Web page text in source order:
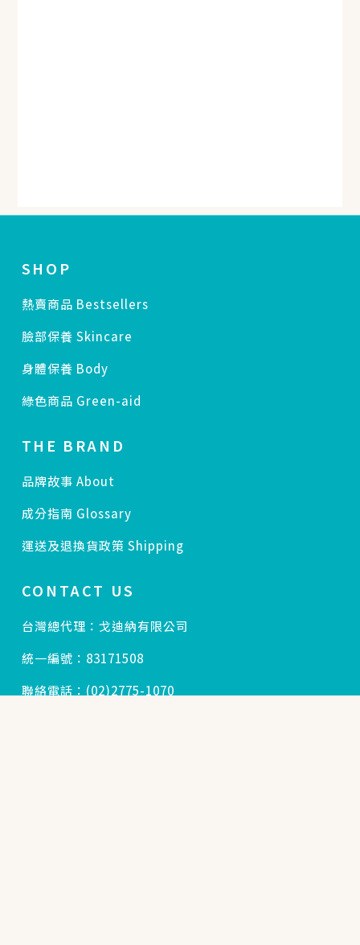
SHOP
熱賣商品 Bestsellers
臉部保養 Skincare
身體保養 Body
綠色商品 Green-aid
THE BRAND
品牌故事 About
成分指南 Glossary
運送及退換貨政策 Shipping
CONTACT US
台灣總代理：戈迪納有限公司
統一編號：83171508
聯絡電話：(02)2775-1070